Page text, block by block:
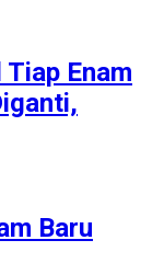
Enam
Baru